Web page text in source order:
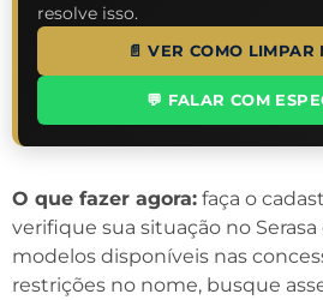
resolve isso.
📄 VER COMO LIMPAR
💬 FALAR COM
O que fazer agora: faça o
verifique sua situação no Serasa
modelos disponíveis nas
restrições no nome, busque